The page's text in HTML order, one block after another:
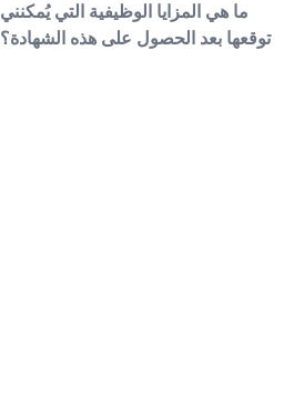
ما هي المزايا الوظيفية التي يُمكنني
توقعها بعد الحصول على هذه الشهادة؟